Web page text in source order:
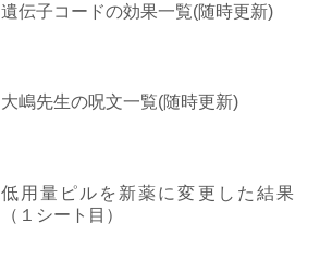
遺伝子コードの効果一覧(随時更新)
大嶋先生の呪文一覧(随時更新)
低用量ピルを新薬に変更した結果
（１シート目）